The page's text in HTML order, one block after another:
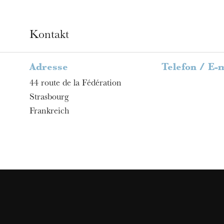
Kontakt
Adresse
44 route de la Fédération
Strasbourg
Frankreich
Telefon / E-